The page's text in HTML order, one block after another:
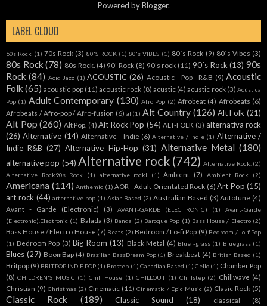
Powered byBlogger.
LABEL CLOUD
60s Rock (1) 70s Rock (3) 80'S ROCK (1) 80's VIBES (1) 80´s Rock (9) 80´s Vibes (3)
80s Rock (78) 80s Rock. (4) 90' Rock (8) 90's rock (11) 90´s Rock (13) 90s
Rock (84) Acid Jazz (1) ACOUSTIC (26) Acoustic - Pop - R&B (9) Acoustic
Folk (65) acoustic pop (11) acoustic rock (8) acustic (4) acustic rock (3) Acústica
Pop (1) Adult Contemporary (130) Afro Pop (2) Afrobeat (4) Afrobeats (6)
Afrobeats / Afro-pop / Afro-fusion (6) al (1) Alt Country (126) Alt Folk (21)
Alt Pop (260) Alt Pop. (4) Alt Rock Pop (54) ALT-FOLK (3) alternativa rock
(26) Alternative (14) Alternative - Indie (6) Alternative / Indie (1) Alternative /
Indie R&B (27) Alternative Hip-Hop (31) Alternative Metal (180)
alternative pop (54) Alternative rock (742) Alternative Rock. (2)
Alternative Rock90s Rock
(1) alternative rockl (1) Ambient (7) Ambient Rock (2)
Americana (114) Anthemic (1) AOR - Adult Orientated Rock (6) Art Pop (15)
art rock (44) arternative pop (1) Asian Based (2) Australian Based (3) Autotune (4)
Avant - Garde (Electronic)
(3) AVANT-GARDE (ELECTRONIC) (1)
Avant-Garde
(Electronic).Electronic (1) Balada (3) Banda (2) Baroque Pop (1) Bass House / Electro (2)
Bass House / Electro House (7) Beats (2) Bedroom / Lo-fi Pop (9) Bedroom / Lo-fiPop
(1) Bedroom Pop (3) Big Room (13) Black Metal (4) Blue -grass (1) Bluegrass (1)
Blues (27) BoomBap (4) Brazilian BassDream Pop (1) Breakbeat (4) British Based (1)
Britpop (9) BRITPOP INDIE POP (1) Brostep (1) Canadian Based (1) Cello (1) Chamber Pop
(8) CHILDREN'S MUSIC (1) Chill House (1) CHILLOUT (1) Chillstep (2) Chillwave (4)
Christian (9) Christmas (2) Cinematic (11) Cinematic / Epic Music (2) Clasic Rock (5)
Classic Rock (189) Classic Sound (18) classical (8)